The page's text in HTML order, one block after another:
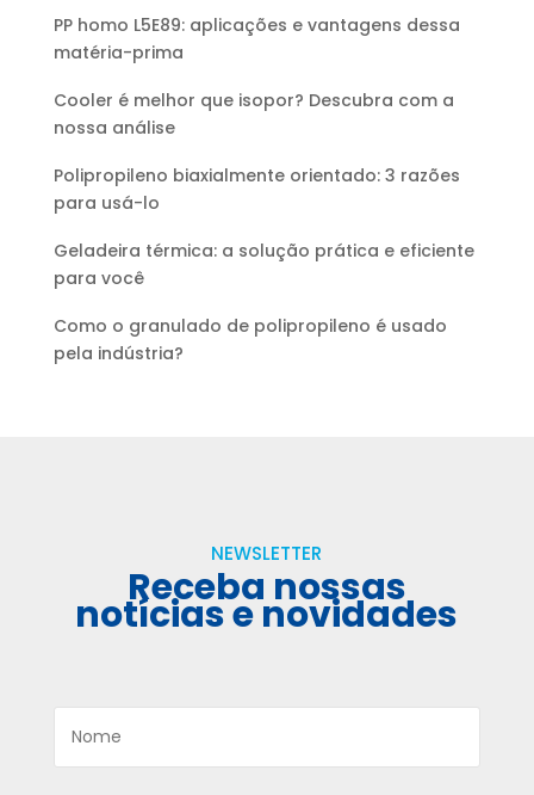
PP homo L5E89: aplicações e vantagens dessa
matéria-prima
Cooler é melhor que isopor? Descubra com a
nossa análise
Polipropileno biaxialmente orientado: 3 razões
para usá-lo
Geladeira térmica: a solução prática e eficiente
para você
Como o granulado de polipropileno é usado
pela indústria?
NEWSLETTER
Receba nossas
notícias e novidades